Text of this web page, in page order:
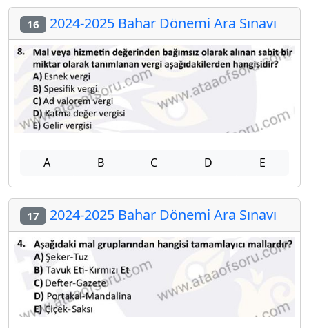
16 2024-2025 Bahar Dönemi Ara Sınavı
A B C D E
17 2024-2025 Bahar Dönemi Ara Sınavı